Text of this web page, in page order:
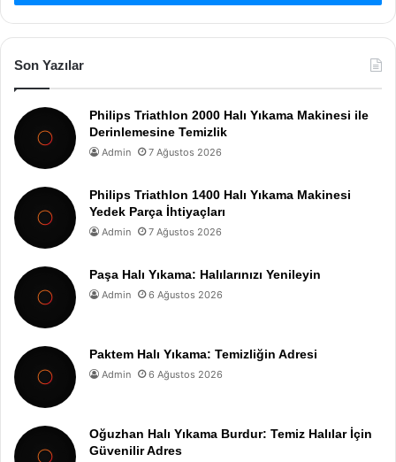
Son Yazılar
Philips Triathlon 2000 Halı Yıkama Makinesi ile
Derinlemesine Temizlik
Admin 7 Ağustos 2026
Philips Triathlon 1400 Halı Yıkama Makinesi
Yedek Parça İhtiyaçları
Admin 7 Ağustos 2026
Paşa Halı Yıkama: Halılarınızı Yenileyin
Admin 6 Ağustos 2026
Paktem Halı Yıkama: Temizliğin Adresi
Admin 6 Ağustos 2026
Oğuzhan Halı Yıkama Burdur: Temiz Halılar İçin
Güvenilir Adres